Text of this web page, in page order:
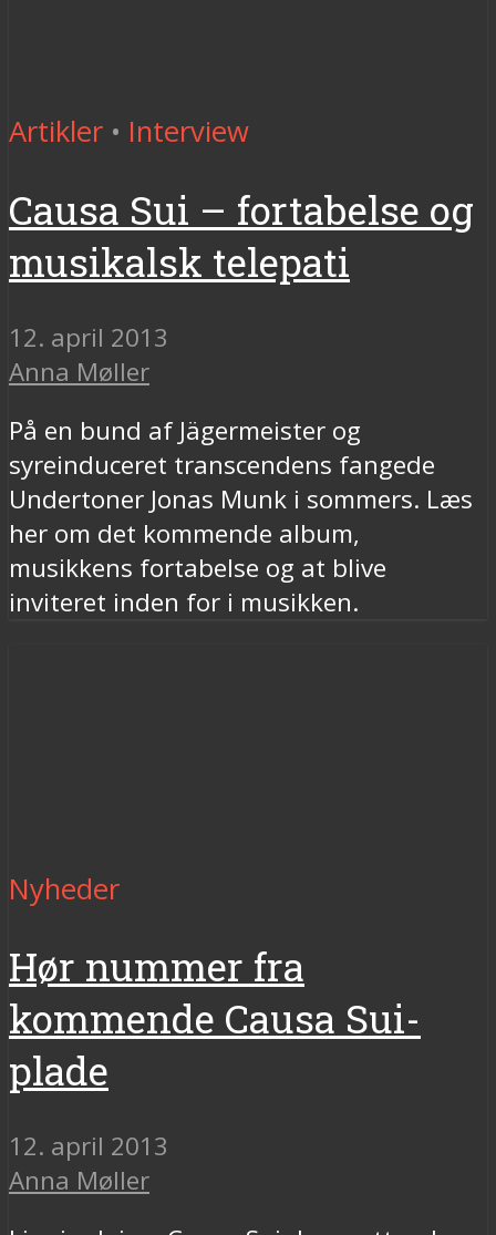
Artikler • Interview
Causa Sui – fortabelse og
musikalsk telepati
12. april 2013
Anna Møller
På en bund af Jägermeister og
syreinduceret transcendens fangede
Undertoner Jonas Munk i sommers. Læs
her om det kommende album,
musikkens fortabelse og at blive
inviteret inden for i musikken.
Nyheder
Hør nummer fra
kommende Causa Sui-
plade
12. april 2013
Anna Møller